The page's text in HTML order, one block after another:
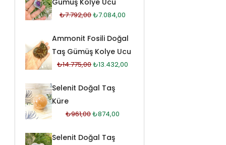
Gümüş Kolye Ucu
₺7.792,00₺7.084,00
Ammonit Fosili Doğal
Taş Gümüş Kolye Ucu
₺14.775,00₺13.432,00
Selenit Doğal Taş
Küre
₺961,00₺874,00
Selenit Doğal Taş